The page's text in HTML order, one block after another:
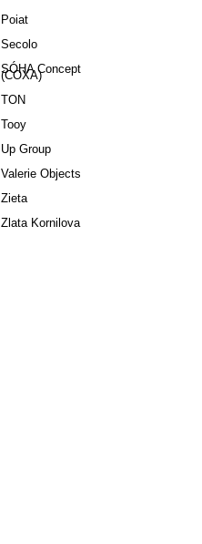
Poiat
Secolo
SÓHA Concept
(COXA)
TON
Tooy
Up Group
Valerie Objects
Zieta
Zlata Kornilova